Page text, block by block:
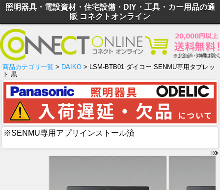
照明器具・電設資材・住宅設備・DIY・工具・カー用品の通
販 コネクトオンライン
商品カテゴリ一覧 > DAIKO > LSM-BTB01 ダイコー SENMU専用タブレッ
ト 黒
※SENMU専用アプリインストール済